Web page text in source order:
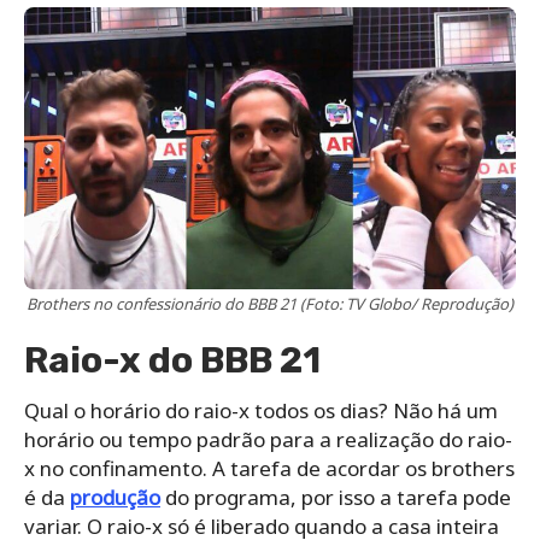
Brothers no confessionário do BBB 21 (Foto: TV Globo/ Reprodução)
Raio-x do BBB 21
Qual o horário do raio-x todos os dias? Não há um
horário ou tempo padrão para a realização do raio-
x no confinamento. A tarefa de acordar os brothers
é da produçãodo programa, por isso a tarefa pode
variar. O raio-x só é liberado quando a casa inteira